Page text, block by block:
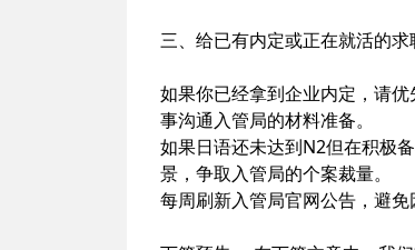
三、给已有内定或正在就活的
如果你已经拿到企业内定，请
事沟通入管局的材料准备。
如果日语还未达到N2但在积极
景，争取入管局的个案裁量。
每周刷新入管局官网公告，避免